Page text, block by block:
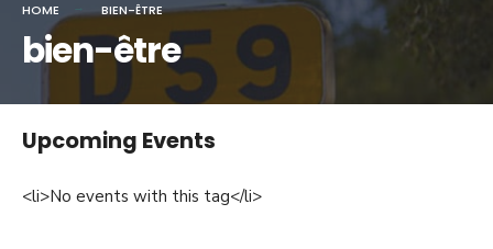
HOME BIEN-ÊTRE
bien-être
Upcoming Events
<li>No events with this tag</li>